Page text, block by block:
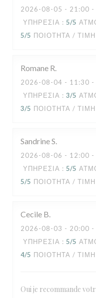
2026-08-05 - 21:00
ΥΠΗΡΕΣΊΑ : 5/5
5/5 ΠΟΙΌΤΗΤΑ / ΤΙΜΉ
Romane R
2026-08-04 - 11:30
ΥΠΗΡΕΣΊΑ : 3/5
3/5 ΠΟΙΌΤΗΤΑ / ΤΙΜΉ
SandrineS
2026-08-06 - 12:00
ΥΠΗΡΕΣΊΑ : 5/5
5/5 ΠΟΙΌΤΗΤΑ / ΤΙΜΉ
Cecile B
2026-08-03 - 20:00
ΥΠΗΡΕΣΊΑ : 5/5
4/5 ΠΟΙΌΤΗΤΑ / ΤΙΜΉ
Oui je recommande